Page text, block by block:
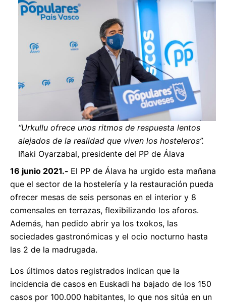
“Urkullu ofrece unos ritmos de respuesta lentos
alejados de la realidad que viven los hosteleros”.
Iñaki Oyarzabal, presidente del PP de Álava
16 junio 2021.- El PP de Álava ha urgido esta mañana
que el sector de la hostelería y la restauración pueda
ofrecer mesas de seis personas en el interior y 8
comensales en terrazas, flexibilizando los aforos.
Además, han pedido abrir ya los txokos, las
sociedades gastronómicas y el ocio nocturno hasta
las 2 de la madrugada.
Los últimos datos registrados indican que la
incidencia de casos en Euskadi ha bajado de los 150
casos por 100.000 habitantes, lo que nos sitúa en un